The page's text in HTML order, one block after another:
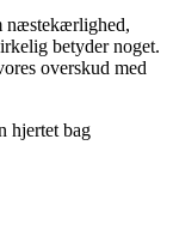
næstekærlighed,
betyder noget.
overskud med
hjertet bag